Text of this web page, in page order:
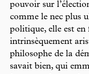
pouvoir sur
comme le nec plus
politique, elle est
intrinsèquement
philosophe de la
savait bien, qui